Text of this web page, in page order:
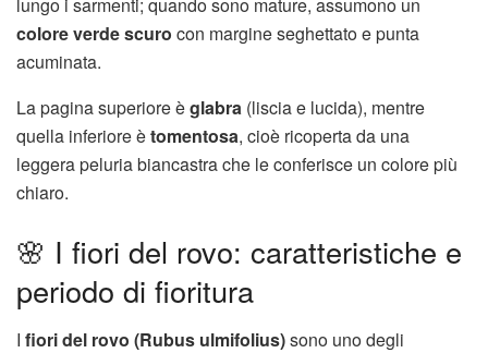
lungo i sarmenti; quando sono mature, assumono un
colore verde scuro con margine seghettato e punta
acuminata.
La pagina superiore èglabra (liscia e lucida), mentre
quella inferiore ètomentosa, cioè ricoperta da una
leggera peluria biancastra che le conferisce un colore più
chiaro.
🌸 I fiori del rovo: caratteristiche e
periodo di fioritura
I fiori del rovo (Rubus ulmifolius)sono uno degli